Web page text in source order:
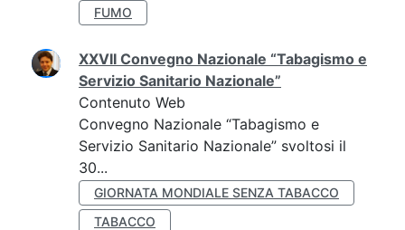
FUMO
XXVII Convegno Nazionale “Tabagismo e
Servizio Sanitario Nazionale”
Contenuto Web
Convegno Nazionale “Tabagismo e
Servizio Sanitario Nazionale” svoltosi il
30...
GIORNATA MONDIALE SENZA TABACCO
TABACCO